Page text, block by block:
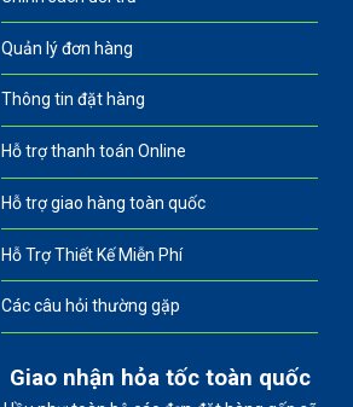
Quản lý đơn hàng
Thông tin đặt hàng
Hỗ trợ thanh toán Online
Hỗ trợ giao hàng toàn quốc
Hỗ Trợ Thiết Kế Miễn Phí
Các câu hỏi thường gặp
Giao nhận hỏa tốc toàn quốc